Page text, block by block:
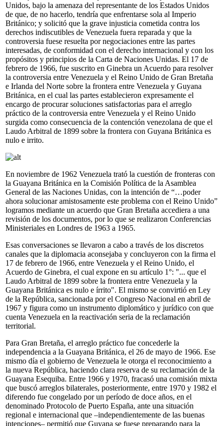
Unidos, bajo la amenaza del representante de los Estados Unidos
de que, de no hacerlo, tendría que enfrentarse sola al Imperio
Británico; y solicitó que la grave injusticia cometida contra los
derechos indiscutibles de Venezuela fuera reparada y que la
controversia fuese resuelta por negociaciones entre las partes
interesadas, de conformidad con el derecho internacional y con los
propósitos y principios de la Carta de Naciones Unidas. El 17 de
febrero de 1966, fue suscrito en Ginebra un Acuerdo para resolver
la controversia entre Venezuela y el Reino Unido de Gran Bretaña
e Irlanda del Norte sobre la frontera entre Venezuela y Guyana
Británica, en el cual las partes establecieron expresamente el
encargo de procurar soluciones satisfactorias para el arreglo
práctico de la controversia entre Venezuela y el Reino Unido
surgida como consecuencia de la contención venezolana de que el
Laudo Arbitral de 1899 sobre la frontera con Guyana Británica es
nulo e irrito.
En noviembre de 1962 Venezuela trató la cuestión de fronteras con
la Guayana Británica en la Comisión Política de la Asamblea
General de las Naciones Unidas, con la intención de “…poder
ahora solucionar amistosamente este problema con el Reino Unido”
logramos mediante un acuerdo que Gran Bretaña accediera a una
revisión de los documentos, por lo que se realizaron Conferencias
Ministeriales en Londres de 1963 a 1965.
Esas conversaciones se llevaron a cabo a través de los discretos
canales que la diplomacia aconsejaba y concluyeron con la firma el
17 de febrero de 1966, entre Venezuela y el Reino Unido, el
Acuerdo de Ginebra, el cual expone en su artículo 1°: "... que el
Laudo Arbitral de 1899 sobre la frontera entre Venezuela y la
Guayana Británica es nulo e írrito". El mismo se convirtió en Ley
de la República, sancionada por el Congreso Nacional en abril de
1967 y figura como un instrumento diplomático y jurídico con que
cuenta Venezuela en la reactivación seria de la reclamación
territorial.
Para Gran Bretaña, el arreglo práctico fue concederle la
independencia a la Guayana Británica, el 26 de mayo de 1966. Ese
mismo día el gobierno de Venezuela le otorga el reconocimiento a
la nueva República, haciendo clara reserva de su reclamación de la
Guayana Esequiba. Entre 1966 y 1970, fracasó una comisión mixta
que buscó arreglos bilaterales, posteriormente, entre 1970 y 1982 el
diferendo fue congelado por un período de doce años, en el
denominado Protocolo de Puerto España, ante una situación
regional e internacional que –independientemente de las buenas
intenciones– permitió que Guyana se fuese preparando para la